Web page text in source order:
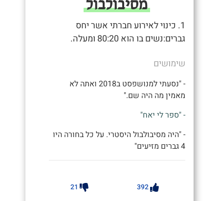
1. כינוי לאירוע חברתי אשר יחס
גברים:נשים בו הוא 80:20 ומעלה.
שימושים
- "נסעתי למנושפסט ב2018 ואתה לא
מאמין מה היה שם."
- "ספר לי יאח"
- "היה מסיבולבול היסטרי. על כל בחורה היו
4 גברים מזיעים"
392
21